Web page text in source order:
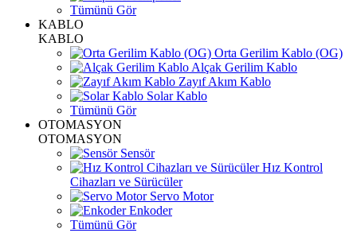
Tümünü Gör
KABLO
KABLO
Orta Gerilim Kablo (OG)
Alçak Gerilim Kablo
Zayıf Akım Kablo
Solar Kablo
Tümünü Gör
OTOMASYON
OTOMASYON
Sensör
Hız Kontrol
Cihazları ve Sürücüler
Servo Motor
Enkoder
Tümünü Gör